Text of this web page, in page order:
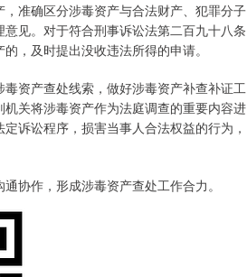
准确区分涉毒资产与合法财产、犯罪分子
见。对于符合刑事诉讼法第二百九十八条
，及时提出没收违法所得的申请。
资产查处线索，做好涉毒资产补查补证工
关将涉毒资产作为法庭调查的重要内容进
诉讼程序，损害当事人合法权益的行为，
协作，形成涉毒资产查处工作合力。